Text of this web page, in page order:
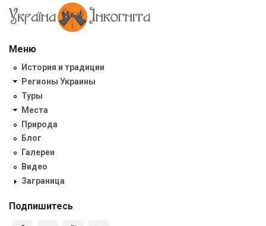
Меню
История и традиции
Регионы Украины
Туры
Места
Природа
Блог
Галереи
Видео
Заграница
Подпишитесь